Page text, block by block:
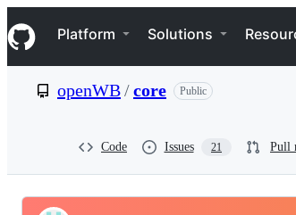
k
i
p
e
Navigation Menu
Platform Solutions
openWB/core Public
Code Issues 21 Pull